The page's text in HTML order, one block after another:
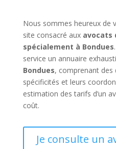
Nous sommes heureux de
site consacré aux avocats
spécialement à Bondues
service un annuaire
Bondues, comprenant des
spécificités et leurs
estimation des tarifs d’un
coût.
Je consulte un